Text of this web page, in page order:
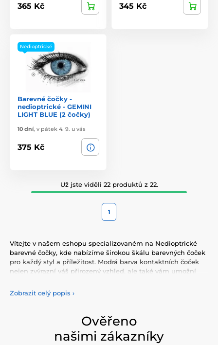
365 Kč 345 Kč
Nedioptrické
Barevné čočky -
nedioptrické - GEMINI
LIGHT BLUE (2 čočky)
10 dní, v pátek 4. 9. u vás
375 Kč
Už jste viděli 22 produktů z 22.
1
Vítejte v našem eshopu specializovaném na Nedioptrické
barevné čočky, kde nabízíme širokou škálu barevných čoček
pro každý styl a příležitost. Modrá barva kontaktních čoček
nejen zvýrazní váš přirozený vzhled, ale také vám umožní
nabídky barevných
bezpečnost po celý den. Přidejte do svého života trochu
standardy kvality a pohodlí.
Zobrazit celý popis ›
Ověřeno
našimi zákazníky